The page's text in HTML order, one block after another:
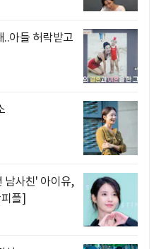
..아들 허락받고
사친' 아이유,
플]